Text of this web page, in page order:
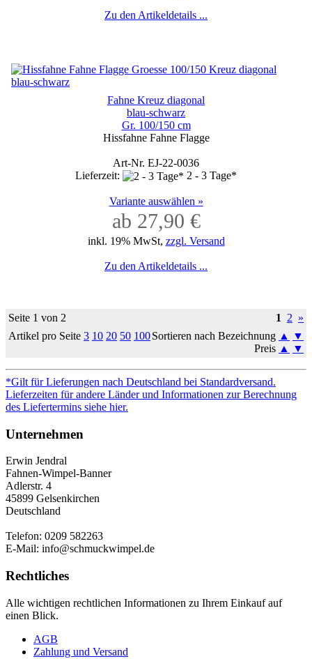
Zu den Artikeldetails ...
Fahne Kreuz diagonal
blau-schwarz
Gr. 100/150 cm
Hissfahne Fahne Flagge
Art-Nr. EJ-22-0036
Lieferzeit:
2 - 3 Tage*
Variante auswählen »
ab 27,90 €
inkl. 19% MwSt, zzgl. Versand
Zu den Artikeldetails ...
Seite 1 von 2 1 2 »
Artikel pro Seite 3 10 20 50 100Sortieren nach Bezeichnung ▲
▼
Preis ▲ ▼
*Gilt für Lieferungen nach Deutschland bei Standardversand.
Lieferzeiten für andere Länder und Informationen zur Berechnung
des Liefertermins siehe hier.
Unternehmen
Erwin Jendral
Fahnen-Wimpel-Banner
Adlerstr. 4
45899 Gelsenkirchen
Deutschland
Telefon: 0209 582263
E-Mail: info@schmuckwimpel.de
Rechtliches
Alle wichtigen rechtlichen Informationen zu Ihrem Einkauf auf
einen Blick.
AGB
Zahlung und Versand